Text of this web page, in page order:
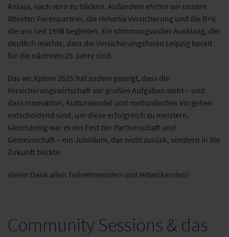
Anlass, nach vorn zu blicken. Außerdem ehrten wir unsere
ältesten Forenpartner, die Helvetia Versicherung und die R+V,
die uns seit 1998 begleiten. Ein stimmungsvoller Ausklang, der
deutlich machte, dass die Versicherungsforen Leipzig bereit
für die nächsten 25 Jahre sind.
Das we.Xplore 2025 hat zudem gezeigt, dass die
Versicherungswirtschaft vor großen Aufgaben steht – und
dass Innovation, Kulturwandel und methodisches Vorgehen
entscheidend sind, um diese erfolgreich zu meistern.
Gleichzeitig war es ein Fest der Partnerschaft und
Gemeinschaft – ein Jubiläum, das nicht zurück, sondern in die
Zukunft blickte.
Vielen Dank allen Teilnehmenden und Mitwirkenden!
Community Sessions & das